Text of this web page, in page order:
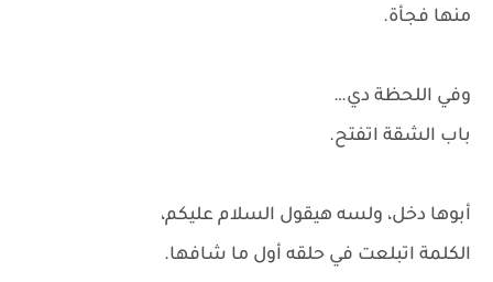
منها فجأة.
وفي اللحظة دي…
باب الشقة اتفتح.
أبوها دخل، ولسه هيقول السلام عليكم،
الكلمة اتبلعت في حلقه أول ما شافها.